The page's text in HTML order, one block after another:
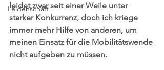
Leidenschaft
leidet zwar seit einer Weile unter
starker Konkurrenz, doch ich kriege
immer mehr Hilfe von anderen, um
meinen Einsatz für die Mobilitätswende
nicht aufgeben zu müssen.